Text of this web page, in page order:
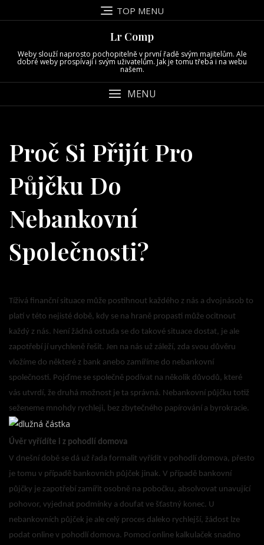
to
TOP MENU
Lr Comp
Weby slouží naprosto pochopitelně v první řadě svým majitelům. Ale
dobré weby prospívají i svým uživatelům. Jak je tomu třeba i na webu
našem.
MENU
Proč Si Přijít Pro
Půjčku Do
Nebankovní
Společnosti?
Tíživá finanční situace může postihnout každého z nás a dvojnásob to
platí v této nejisté době, kdy se na hraně propasti může ocitnout
každý z nás. Není žádná ostuda se do takové situace dostat, je ale
zapotřebí jí urychleně řešit. Jen na nás už záleží, zda svou důvěru
vložíme do některé z bank anebo zamíříme do nebankovní
společnosti. Pojďme se společně podívat na několik důvodů, které
vás utvrdí, že druhá možnost je ta správná. Nebankovní půjčku totiž
seženeme mnohdy rychleji, bez zbytečného papírování a byrokracie.
Úvěr vyřídíte i z pohodlí domova
V dnešní době se dá už řada formalit vyřídit v pohodlí domova, přesto
je tomu v případě bankovních půjček jinak. V případě bankovní
půjčky je zapotřebí zamířit osobně na pobočku, absolvovat unavující
pohovor, vyjednat podmínky a doufat ve šťastný konec. U
nebankovních půjček je ale celý proces daleko rychlejší, žádost lze
podat online v pohodlí domova. Pomocí online kalkulaček snadno